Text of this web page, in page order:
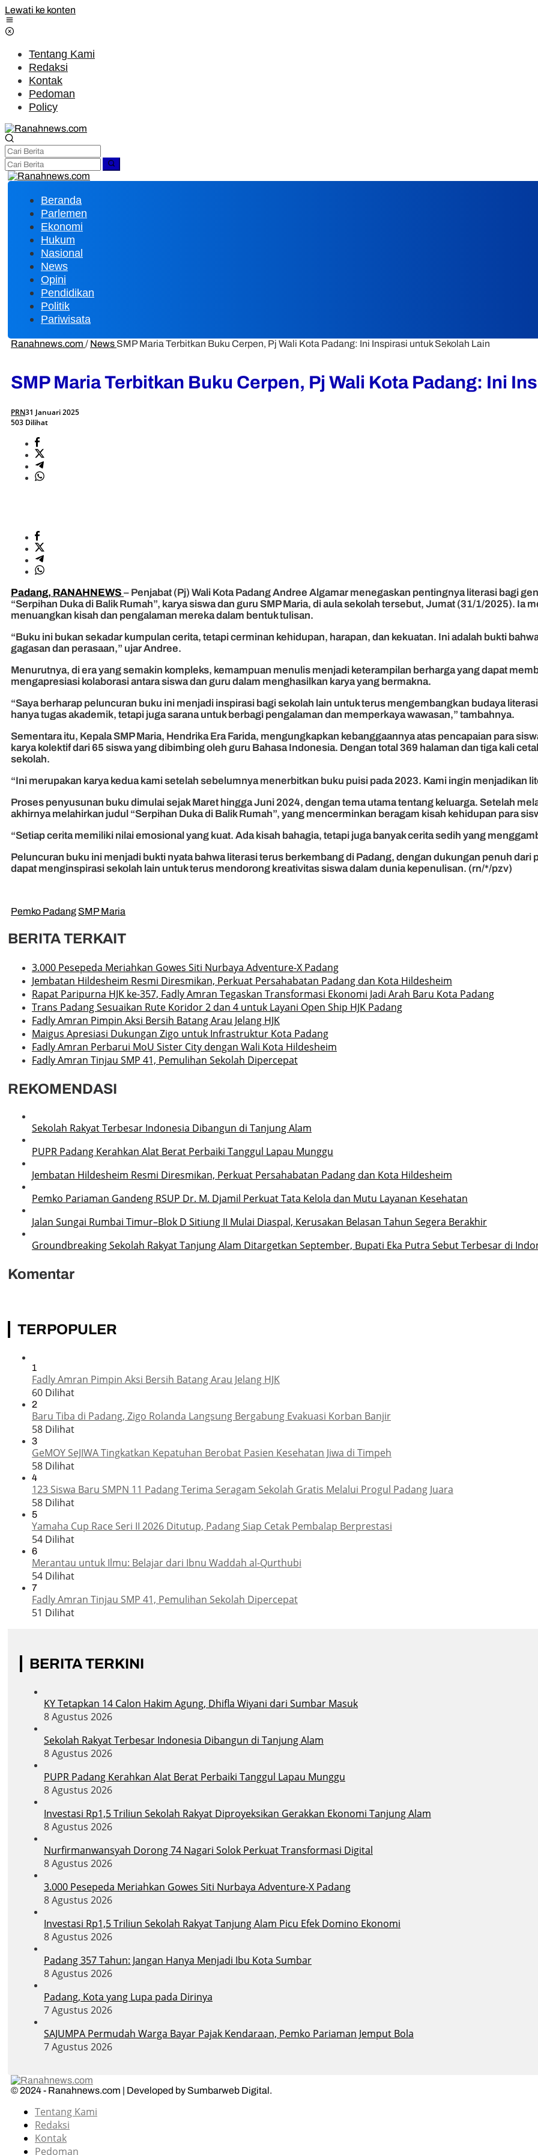
Lewati ke konten
Tentang Kami
Redaksi
Kontak
Pedoman
Policy
Beranda
Parlemen
Ekonomi
Hukum
Nasional
News
Opini
Pendidikan
Politik
Pariwisata
Ranahnews.com / News SMP Maria Terbitkan Buku Cerpen, Pj Wali Kota Padang: Ini Inspirasi untuk Sekolah Lain
SMP Maria Terbitkan Buku Cerpen, Pj Wali Kota Padang: Ini
PRN31 Januari 2025
503 Dilihat
Padang, RANAHNEWS – Penjabat (Pj) Wali Kota Padang Andree Algamar menegaskan pentingnya literasi bagi
“Serpihan Duka di Balik Rumah”, karya siswa dan guru SMP Maria, di aula sekolah tersebut, Jumat (31/1/2025). Ia
menuangkan kisah dan pengalaman mereka dalam bentuk tulisan.
“Buku ini bukan sekadar kumpulan cerita, tetapi cerminan kehidupan, harapan, dan kekuatan. Ini adalah bukti
gagasan dan perasaan,” ujar Andree.
Menurutnya, di era yang semakin kompleks, kemampuan menulis menjadi keterampilan berharga yang dapat
mengapresiasi kolaborasi antara siswa dan guru dalam menghasilkan karya yang bermakna.
“Saya berharap peluncuran buku ini menjadi inspirasi bagi sekolah lain untuk terus mengembangkan budaya
hanya tugas akademik, tetapi juga sarana untuk berbagi pengalaman dan memperkaya wawasan,” tambahnya.
Sementara itu, Kepala SMP Maria, Hendrika Era Farida, mengungkapkan kebanggaannya atas pencapaian para
karya kolektif dari 65 siswa yang dibimbing oleh guru Bahasa Indonesia. Dengan total 369 halaman dan tiga kali
sekolah.
“Ini merupakan karya kedua kami setelah sebelumnya menerbitkan buku puisi pada 2023. Kami ingin menjadikan
Proses penyusunan buku dimulai sejak Maret hingga Juni 2024, dengan tema utama tentang keluarga. Setelah
akhirnya melahirkan judul “Serpihan Duka di Balik Rumah”, yang mencerminkan beragam kisah kehidupan para
“Setiap cerita memiliki nilai emosional yang kuat. Ada kisah bahagia, tetapi juga banyak cerita sedih yang
Peluncuran buku ini menjadi bukti nyata bahwa literasi terus berkembang di Padang, dengan dukungan penuh dari
dapat menginspirasi sekolah lain untuk terus mendorong kreativitas siswa dalam dunia kepenulisan. (rn/*/pzv)
Pemko Padang SMP Maria
BERITA TERKAIT
3.000 Pesepeda Meriahkan Gowes Siti Nurbaya Adventure-X Padang
Jembatan Hildesheim Resmi Diresmikan, Perkuat Persahabatan Padang dan Kota Hildesheim
Rapat Paripurna HJK ke-357, Fadly Amran Tegaskan Transformasi Ekonomi Jadi Arah Baru Kota Padang
Trans Padang Sesuaikan Rute Koridor 2 dan 4 untuk Layani Open Ship HJK Padang
Fadly Amran Pimpin Aksi Bersih Batang Arau Jelang HJK
Maigus Apresiasi Dukungan Zigo untuk Infrastruktur Kota Padang
Fadly Amran Perbarui MoU Sister City dengan Wali Kota Hildesheim
Fadly Amran Tinjau SMP 41, Pemulihan Sekolah Dipercepat
REKOMENDASI
Sekolah Rakyat Terbesar Indonesia Dibangun di Tanjung Alam
PUPR Padang Kerahkan Alat Berat Perbaiki Tanggul Lapau Munggu
Jembatan Hildesheim Resmi Diresmikan, Perkuat Persahabatan Padang dan Kota Hildesheim
Pemko Pariaman Gandeng RSUP Dr. M. Djamil Perkuat Tata Kelola dan Mutu Layanan Kesehatan
Jalan Sungai Rumbai Timur–Blok D Sitiung II Mulai Diaspal, Kerusakan Belasan Tahun Segera Berakhir
Groundbreaking Sekolah Rakyat Tanjung Alam Ditargetkan September, Bupati Eka Putra Sebut Terbesar di
Komentar
TERPOPULER
1
Fadly Amran Pimpin Aksi Bersih Batang Arau Jelang HJK
60 Dilihat
2
Baru Tiba di Padang, Zigo Rolanda Langsung Bergabung Evakuasi Korban Banjir
58 Dilihat
3
GeMOY SeJIWA Tingkatkan Kepatuhan Berobat Pasien Kesehatan Jiwa di Timpeh
58 Dilihat
4
123 Siswa Baru SMPN 11 Padang Terima Seragam Sekolah Gratis Melalui Progul Padang Juara
58 Dilihat
5
Yamaha Cup Race Seri II 2026 Ditutup, Padang Siap Cetak Pembalap Berprestasi
54 Dilihat
6
Merantau untuk Ilmu: Belajar dari Ibnu Waddah al-Qurthubi
54 Dilihat
7
Fadly Amran Tinjau SMP 41, Pemulihan Sekolah Dipercepat
51 Dilihat
BERITA TERKINI
KY Tetapkan 14 Calon Hakim Agung, Dhifla Wiyani dari Sumbar Masuk
8 Agustus 2026
Sekolah Rakyat Terbesar Indonesia Dibangun di Tanjung Alam
8 Agustus 2026
PUPR Padang Kerahkan Alat Berat Perbaiki Tanggul Lapau Munggu
8 Agustus 2026
Investasi Rp1,5 Triliun Sekolah Rakyat Diproyeksikan Gerakkan Ekonomi Tanjung Alam
8 Agustus 2026
Nurfirmanwansyah Dorong 74 Nagari Solok Perkuat Transformasi Digital
8 Agustus 2026
3.000 Pesepeda Meriahkan Gowes Siti Nurbaya Adventure-X Padang
8 Agustus 2026
Investasi Rp1,5 Triliun Sekolah Rakyat Tanjung Alam Picu Efek Domino Ekonomi
8 Agustus 2026
Padang 357 Tahun: Jangan Hanya Menjadi Ibu Kota Sumbar
8 Agustus 2026
Padang, Kota yang Lupa pada Dirinya
7 Agustus 2026
SAJUMPA Permudah Warga Bayar Pajak Kendaraan, Pemko Pariaman Jemput Bola
7 Agustus 2026
© 2024 - Ranahnews.com | Developed by Sumbarweb Digital.
Tentang Kami
Redaksi
Kontak
Pedoman